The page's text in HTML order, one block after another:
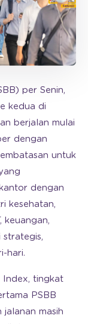
per Senin,
kedua di
berjalan mulai
dengan
untuk
dengan
kesehatan,
keuangan,
strategis,
hari.
Index, tingkat
PSBB
jalanan masih